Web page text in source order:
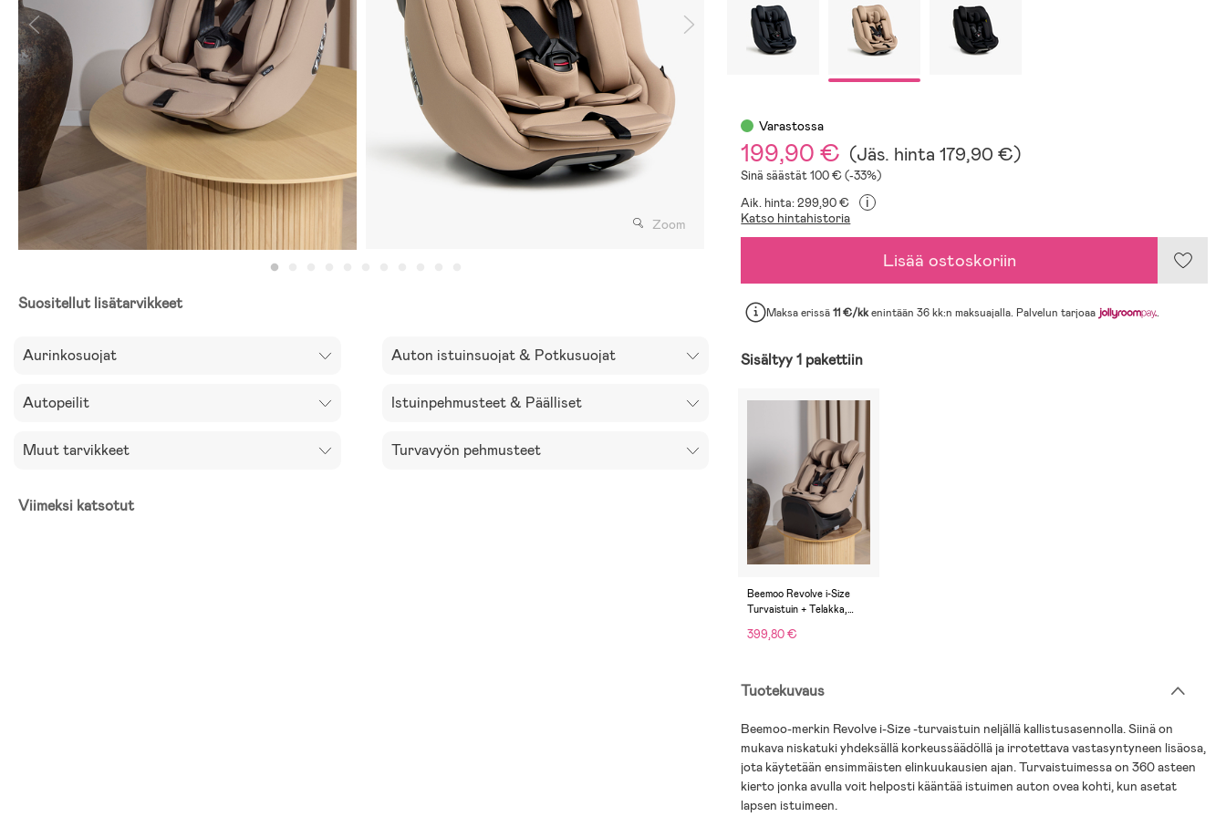
Zoom
Suositellut lisätarvikkeet
Aurinkosuojat
Autopeilit
Muut tarvikkeet
Auton istuinsuojat & Potkusuojat
Istuinpehmusteet & Päälliset
Turvavyön pehmusteet
Viimeksi katsotut
Varastossa
199,90 € (Jäs. hinta 179,90 €)
Sinä säästät 100 € (-33%)
Aik. hinta: 299,90 €
i
Katso hintahistoria
Lisää ostoskoriin
Maksa erissä11 €/kkenintään 36 kk:n maksuajalla. Palvelun tarjoaa .
Sisältyy 1 pakettiin
Beemoo Revolve i-Size
Turvaistuin + Telakka,
399,80 €
Tuotekuvaus
Beemoo-merkin Revolve i-Size -turvaistuin neljällä kallistusasennolla. Siinä on
mukava niskatuki yhdeksällä korkeussäädöllä ja irrotettava vastasyntyneen lisäosa,
jota käytetään ensimmäisten elinkuukausien ajan. Turvaistuimessa on 360 asteen
kierto jonka avulla voit helposti kääntää istuimen auton ovea kohti, kun asetat
lapsen istuimeen.